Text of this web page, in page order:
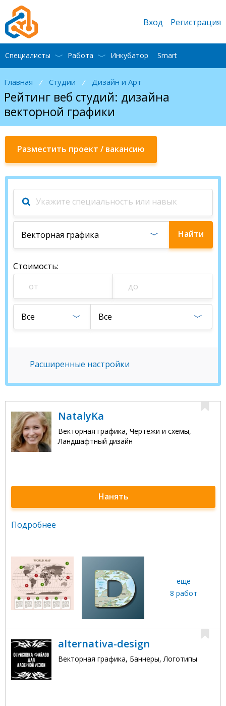
Главная / Студии / Дизайн и Арт
Рейтинг веб студий: дизайна
векторной графики
Разместить проект / вакансию
Векторная графика Найти
Стоимость:
Все Все
Расширенные настройки
NatalyKa
Векторная графика, Чертежи и схемы,
Ландшафтный дизайн
Нанять
Подробнее
еще
8 работ
alternativa-design
Векторная графика, Баннеры, Логотипы
Вход Регистрация
Специалисты Работа Инкубатор Smart